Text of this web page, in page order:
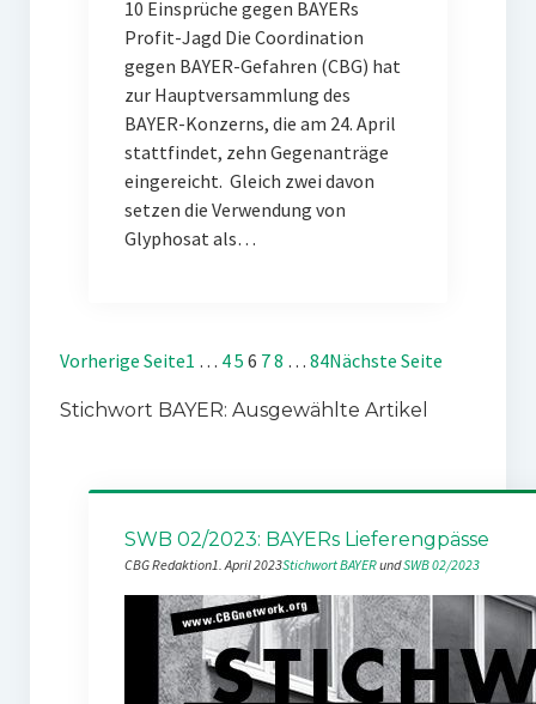
10 Einsprüche gegen BAYERs
Profit-Jagd Die Coordination
gegen BAYER-Gefahren (CBG) hat
zur Hauptversammlung des
BAYER-Konzerns, die am 24. April
stattfindet, zehn Gegenanträge
eingereicht. Gleich zwei davon
setzen die Verwendung von
Glyphosat als…
Vorherige Seite1 … 45 6 78 … 84Nächste Seite
Stichwort BAYER: Ausgewählte Artikel
SWB 02/2023: BAYERs Lieferengpässe
CBG Redaktion1. April 2023Stichwort BAYER und SWB 02/2023